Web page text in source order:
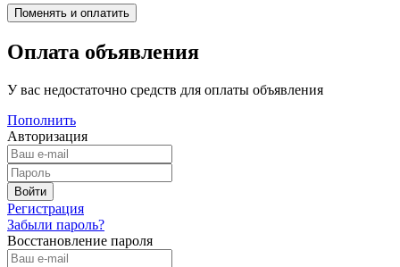
Оплата объявления
У вас недостаточно средств для оплаты объявления
Пополнить
Авторизация
Регистрация
Забыли пароль?
Восстановление пароля